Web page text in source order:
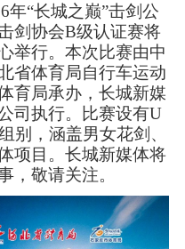
年“长城之巅”击剑公
剑协会B级认证赛将
举行。本次比赛由中
省体育局自行车运动
育局承办，长城新媒
司执行。比赛设有U
别，涵盖男女花剑、
项目。长城新媒体将
，敬请关注。